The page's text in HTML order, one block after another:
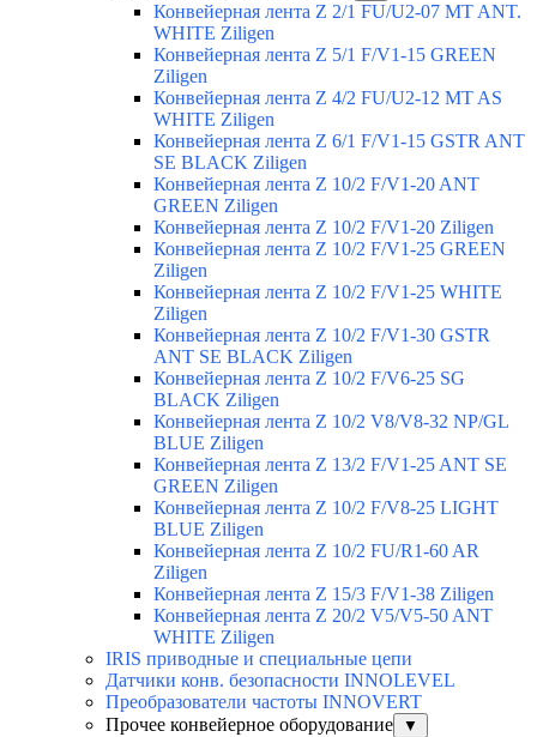
Конвейерная лента Z 2/1 FU/U2-07 MT ANT.
WHITE Ziligen
Конвейерная лента Z 5/1 F/V1-15 GREEN
Ziligen
Конвейерная лента Z 4/2 FU/U2-12 MT AS
WHITE Ziligen
Конвейерная лента Z 6/1 F/V1-15 GSTR ANT
SE BLACK Ziligen
Конвейерная лента Z 10/2 F/V1-20 ANT
GREEN Ziligen
Конвейерная лента Z 10/2 F/V1-20 Ziligen
Конвейерная лента Z 10/2 F/V1-25 GREEN
Ziligen
Конвейерная лента Z 10/2 F/V1-25 WHITE
Ziligen
Конвейерная лента Z 10/2 F/V1-30 GSTR
ANT SE BLACK Ziligen
Конвейерная лента Z 10/2 F/V6-25 SG
BLACK Ziligen
Конвейерная лента Z 10/2 V8/V8-32 NP/GL
BLUE Ziligen
Конвейерная лента Z 13/2 F/V1-25 ANT SE
GREEN Ziligen
Конвейерная лента Z 10/2 F/V8-25 LIGHT
BLUE Ziligen
Конвейерная лента Z 10/2 FU/R1-60 AR
Ziligen
Конвейерная лента Z 15/3 F/V1-38 Ziligen
Конвейерная лента Z 20/2 V5/V5-50 ANT
WHITE Ziligen
IRIS приводные и специальные цепи
Датчики конв. безопасности INNOLEVEL
Преобразователи частоты INNOVERT
Прочее конвейерное оборудование
▼